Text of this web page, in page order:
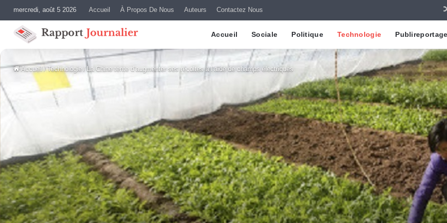
mercredi, août 5 2026 Accueil À Propos De Nous Auteurs Contactez Nous
Accueil Sociale Politique Technologie Publireportage
Accueil / Technologie / La Chine tente d’augmenter ses récoltes à l’aide de champs électriques